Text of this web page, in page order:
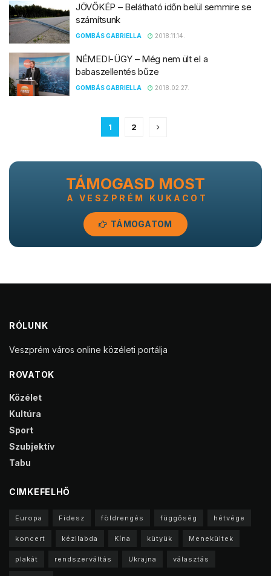
JÖVŐKÉP – Belátható időn belül semmire se
számítsunk
GOMBÁS GABRIELLA 2018.11.14.
NÉMEDI-ÜGY – Még nem ült el a
babaszellentés bűze
GOMBÁS GABRIELLA 2018.02.27.
1 2
TÁMOGASD MOST
A VESZPRÉM KUKACOT
TÁMOGATOM
RÓLUNK
Veszprém város online közéleti portálja
ROVATOK
Közélet
Kultúra
Sport
Szubjektív
Tabu
CIMKEFELHŐ
Europa Fidesz földrengés függőség hétvége
koncert kézilabda Kína kütyük Menekültek
plakát rendszerváltás Ukrajna választás